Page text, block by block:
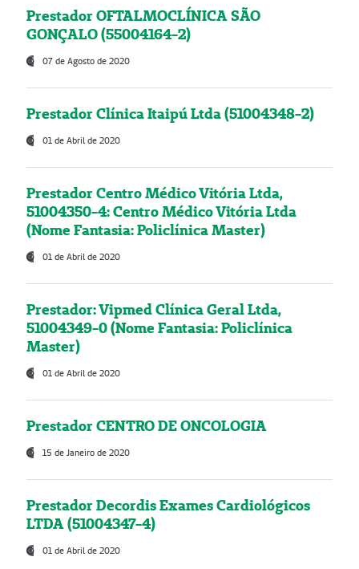
Prestador OFTALMOCLÍNICA SÃO
GONÇALO (55004164-2)
07 de Agosto de 2020
Prestador Clínica Itaipú Ltda (51004348-2)
01 de Abril de 2020
Prestador Centro Médico Vitória Ltda,
51004350-4: Centro Médico Vitória Ltda
(Nome Fantasia: Policlínica Master)
01 de Abril de 2020
Prestador: Vipmed Clínica Geral Ltda,
51004349-0 (Nome Fantasia: Policlínica
Master)
01 de Abril de 2020
Prestador CENTRO DE ONCOLOGIA
15 de Janeiro de 2020
Prestador Decordis Exames Cardiológicos
LTDA (51004347-4)
01 de Abril de 2020